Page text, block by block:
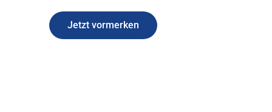
Jetzt vormerken